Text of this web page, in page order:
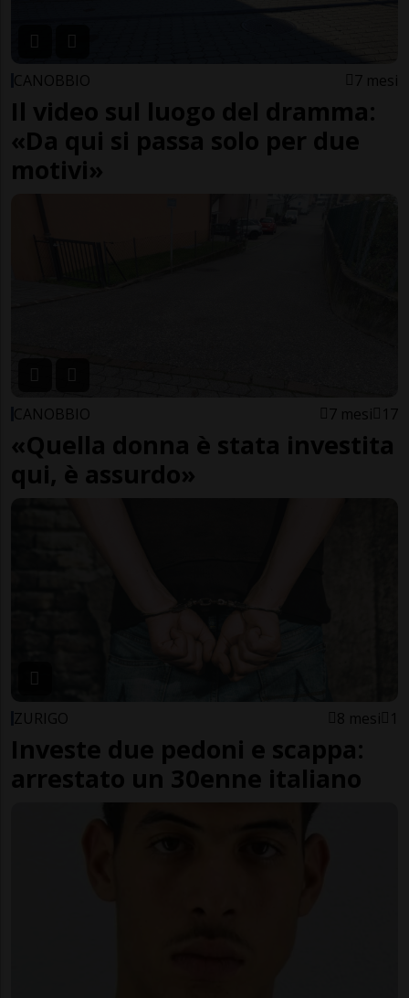
CANOBBIO 7 mesi
Il video sul luogo del dramma:
«Da qui si passa solo per due
motivi»
CANOBBIO 7 mesi 17
«Quella donna è stata investita
qui, è assurdo»
ZURIGO 8 mesi 1
Investe due pedoni e scappa:
arrestato un 30enne italiano